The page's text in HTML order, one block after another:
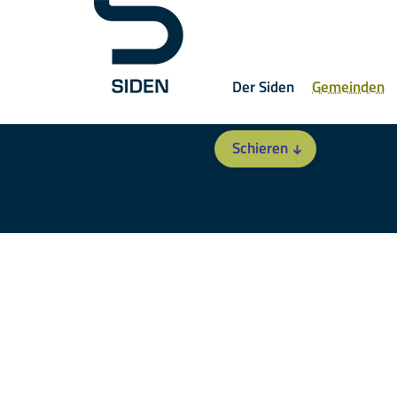
Der Siden Gemeinden
Schieren